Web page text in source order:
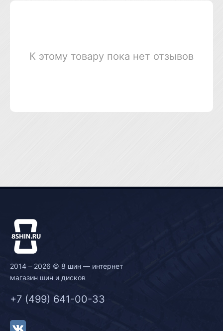
К этому товару пока нет отзывов
2014 – 2026 © 8 шин — интернет
магазин шин и дисков
+7 (499) 641-00-33